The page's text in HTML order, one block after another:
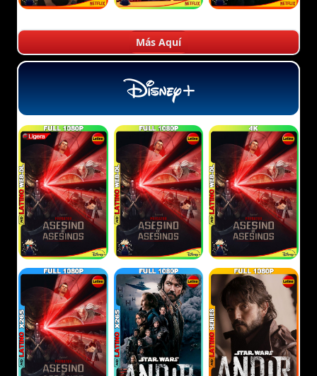
Más Aquí